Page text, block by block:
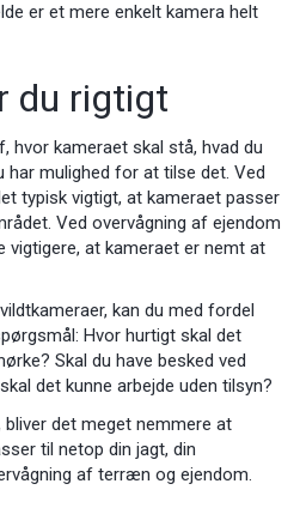
er et mere enkelt kamera helt
du rigtigt
hvor kameraet skal stå, hvad du
har mulighed for at tilse det. Ved
typisk vigtigt, at kameraet passer
Ved overvågning af ejendom
vigtigere, at kameraet er nemt at
kan du med fordel
Hvor hurtigt skal det
Skal du have besked ved
det kunne arbejde uden tilsyn?
bliver det meget nemmere at
til netop din jagt, din
af terræn og ejendom.